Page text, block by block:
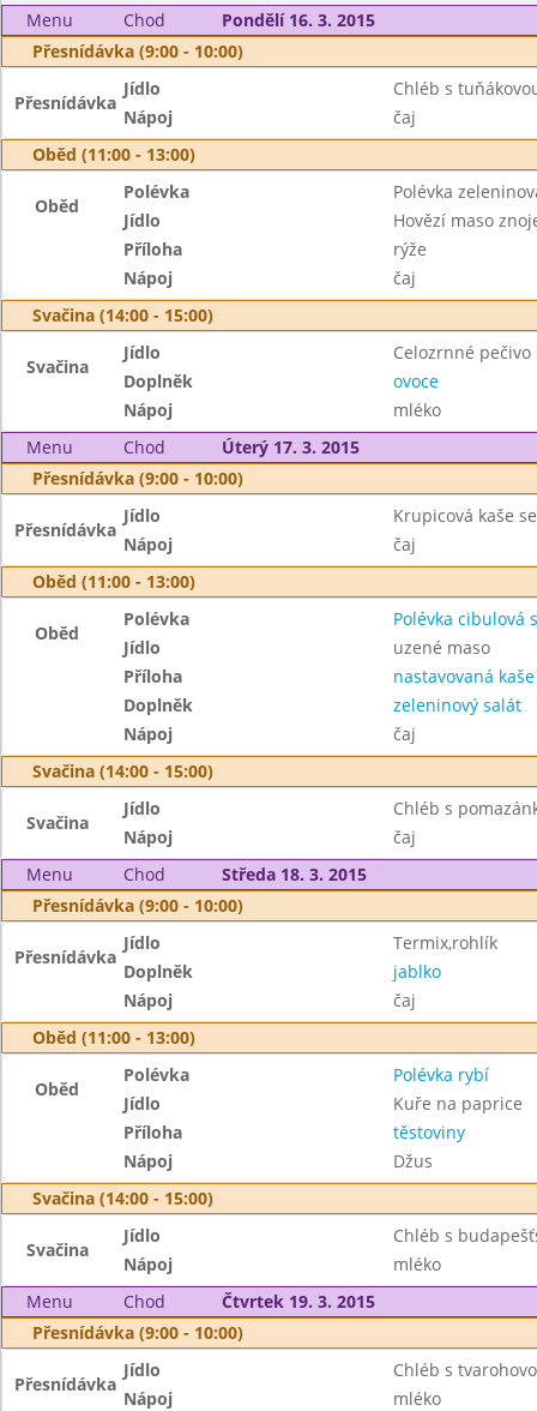
Menu Chod
Pondělí 16. 3. 2015
Přesnídávka (9:00 - 10:00)
Přesnídávka
Jídlo
Chléb s
Nápoj
čaj
Oběd (11:00 - 13:00)
Oběd
Polévka
Polévka
Jídlo
Hovězí maso
Příloha
rýže
Nápoj
čaj
Svačina (14:00 - 15:00)
Svačina
Jídlo
Celozrnné
Doplněk
ovoce
Nápoj
mléko
Menu
Chod
Úterý 17. 3. 2015
Přesnídávka (9:00 - 10:00)
Přesnídávka
Jídlo
Krupicová kaše
Nápoj
čaj
Oběd (11:00 - 13:00)
Oběd
Polévka
Polévka cibulová
Jídlo
uzené maso
Příloha
nastavovaná kaše
Doplněk
zeleninový salát
Nápoj
čaj
Svačina (14:00 - 15:00)
Svačina
Jídlo
Chléb s
Nápoj
čaj
Menu
Chod
Středa 18. 3. 2015
Přesnídávka (9:00 - 10:00)
Přesnídávka
Jídlo
Termix,rohlík
Doplněk
jablko
Nápoj
čaj
Oběd (11:00 - 13:00)
Oběd
Polévka
Polévka rybí
Jídlo
Kuře na paprice
Příloha
těstoviny
Nápoj
Džus
Svačina (14:00 - 15:00)
Svačina
Jídlo
Chléb s
Nápoj
mléko
Menu
Chod
Čtvrtek 19. 3. 2015
Přesnídávka (9:00 - 10:00)
Přesnídávka
Jídlo
Chléb s
Nápoj
mléko